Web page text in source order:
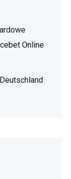
Online